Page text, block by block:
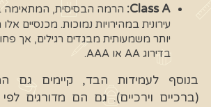
Class A: הרמה הבסיסית, המתאימה
עירונית במהירויות נמוכות. מכנסיים
יותר משמעותית מבגדים רגילים, אך
בדירוג AA או AAA.
בנוסף לעמידות הבד, קיימים גם